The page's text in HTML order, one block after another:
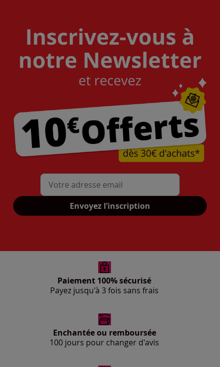
Mon adresse mail
Envoyez l’inscription
Paiement 100% sécurisé
Payez jusqu'à 3 fois sans frais
Enchantée ou remboursée
100 jours pour changer d'avis